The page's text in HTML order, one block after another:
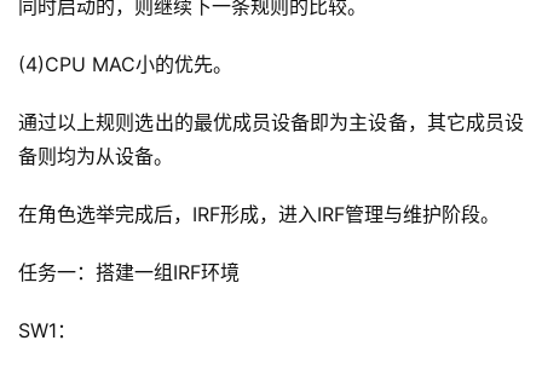
同时启动的，则继续下一条规则的比较。
(4)CPU MAC小的优先。
通过以上规则选出的最优成员设备即为主设备，其它成员设
备则均为从设备。
在角色选举完成后，IRF形成，进入IRF管理与维护阶段。
任务一：搭建一组IRF环境
SW1：